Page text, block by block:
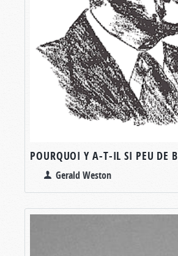
POURQUOI Y A-T-IL SI PEU DE
Gerald Weston